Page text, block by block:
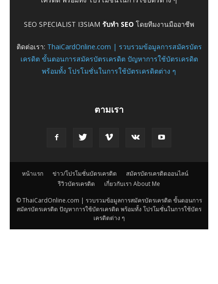
SEO SPECIALIST I3SIAM รับทำ SEO โดยทีมงานมืออาชีพ
ติดต่อเรา: ThaiCardOnline.com | รวบรวมข้อมูลการสมัครบัตร
เครดิต ขั้นตอนการสมัครบัตรเครดิต ปัญหาการใช้บัตรเครดิต
พร้อมทั้ง โปรโมชั่นในการใช้บัตรเครดิตต่าง ๆ
ตามเรา
หน้าแรก ข่าว/โปรโมชั่นบัตรเครดิต
สมัครบัตรเครดิตออนไลน์
รีวิวบัตรเครดิต
เกี่ยวกับเรา About Me
© ThaiCardOnline.com | รวบรวมข้อมูลการสมัครบัตรเครดิต ขั้นตอนการ
สมัครบัตรเครดิต ปัญหาการใช้บัตรเครดิต พร้อมทั้ง โปรโมชั่นในการใช้บัตร
เครดิตต่าง ๆ